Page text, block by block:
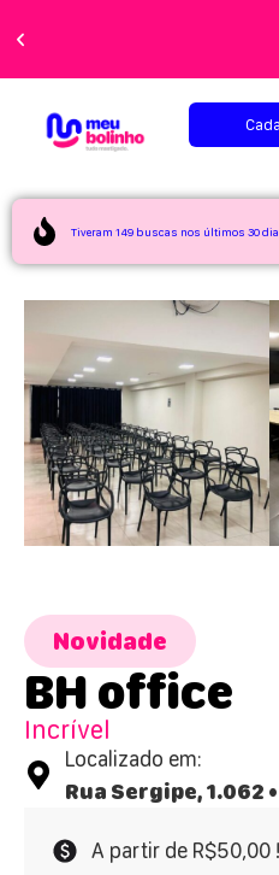
perfeita!
Tiveram 149 buscas nos últimos 30
Novidade
BH office
Incrível
Localizado em:
Rua Sergipe, 1.062
A partir de R$50,00 !